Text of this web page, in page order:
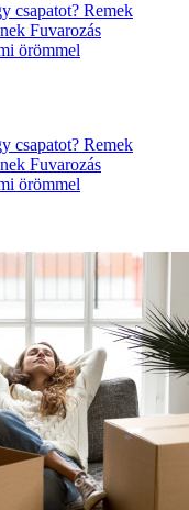
csapatot? Remek
Fuvarozás
örömmel
csapatot? Remek
Fuvarozás
örömmel